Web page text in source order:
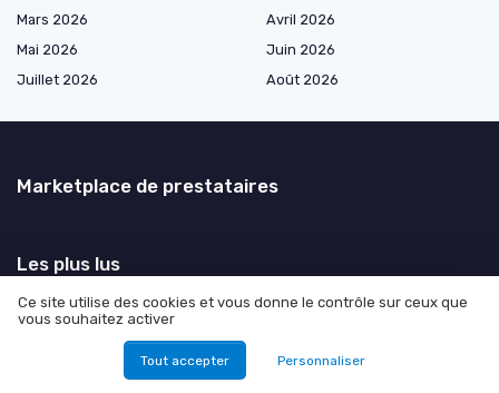
Mars 2026
Avril 2026
Mai 2026
Juin 2026
Juillet 2026
Août 2026
Marketplace de prestataires
Les plus lus
Comment obtenir des abonnés TikTok gratuitement
Comment utiliser l’API leboncoin pour optimiser vos projets web
Ce site utilise des cookies et vous donne le contrôle sur ceux que
vous souhaitez activer
Tout accepter Personnaliser